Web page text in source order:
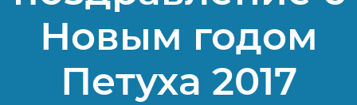
Новым годом
Петуха 2017